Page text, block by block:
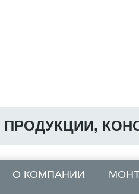
ПРОДУКЦИИ,
О КОМПАНИИ